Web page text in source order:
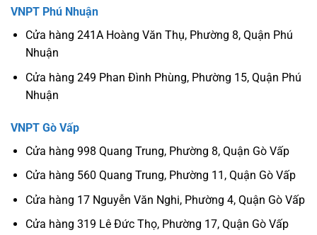
VNPT Phú Nhuận
Cửa hàng 241A Hoàng Văn Thụ, Phường 8, Quận Phú
Nhuận
Cửa hàng 249 Phan Đình Phùng, Phường 15, Quận Phú
Nhuận
VNPT Gò Vấp
Cửa hàng 998 Quang Trung, Phường 8, Quận Gò Vấp
Cửa hàng 560 Quang Trung, Phường 11, Quận Gò Vấp
Cửa hàng 17 Nguyễn Văn Nghi, Phường 4, Quận Gò Vấp
Cửa hàng 319 Lê Đức Thọ, Phường 17, Quận Gò Vấp